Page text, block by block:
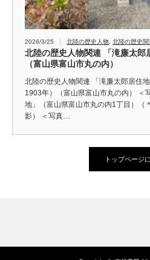
2026/3/25 北陸の歴史人物 北陸の歴史関
北陸の歴史人物関連 「滝廉太郎
（富山県富山市丸の内）
北陸の歴史人物関連 「滝廉太郎居住
1903年）（富山県富山市丸の内） ＜
地」（富山県富山市丸の内1丁目）（
影） ＜写真…
トップページ